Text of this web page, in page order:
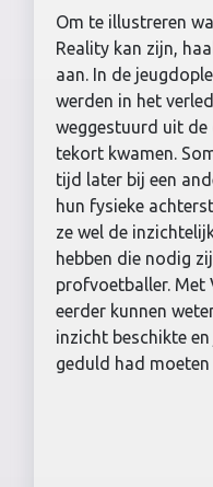
Om te illustreren
Reality kan zijn,
aan. In de
werden in het
weggestuurd uit
tekort kwamen.
tijd later bij een
hun fysieke
ze wel de
hebben die nodig
profvoetballer. Met
eerder kunnen
inzicht beschikte
geduld had moeten